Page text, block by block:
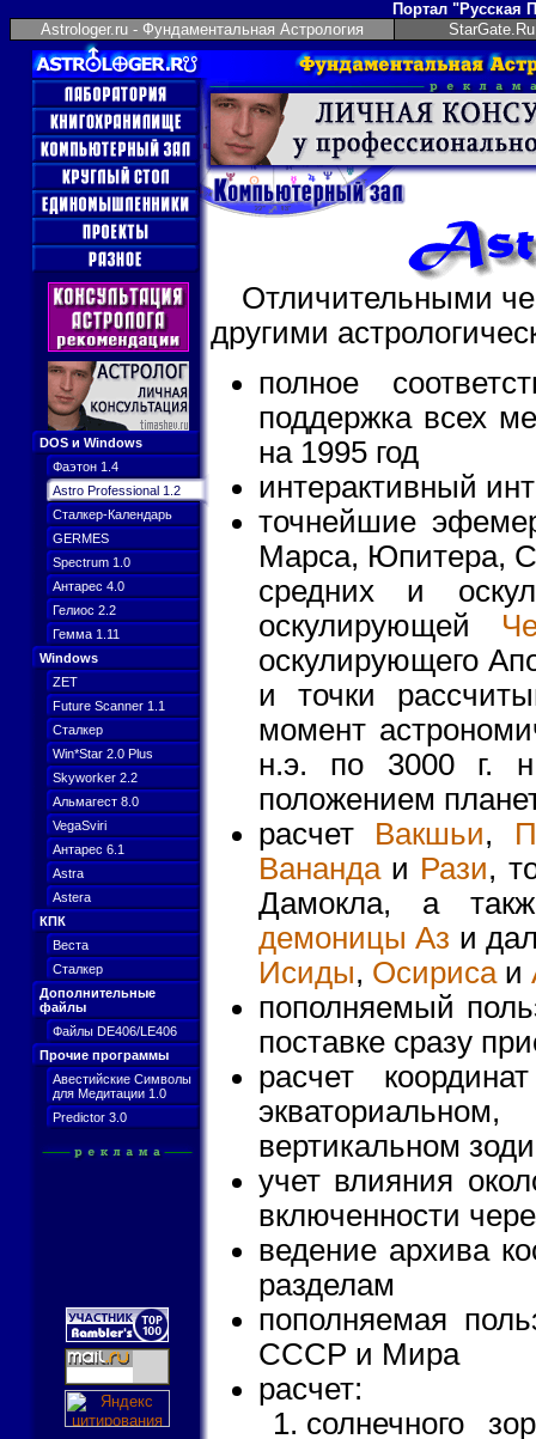
Портал "Русская
Astrologer.ru - Фундаментальная Астрология
DOS и Windows
Фаэтон 1.4
Astro Professional 1.2
Сталкер-Календарь
GERMES
Spectrum 1.0
Антарес 4.0
Гелиос 2.2
Гемма 1.11
Windows
ZET
Future Scanner 1.1
Сталкер
Win*Star 2.0 Plus
Skyworker 2.2
Альмагест 8.0
VegaSviri
Антарес 6.1
Astra
Astera
КПК
Веста
Сталкер
Дополнительные
файлы
Файлы DE406/LE406
Прочие программы
Авестийские Символы
для Медитации 1.0
Predictor 3.0
Отличительными
другими
полное
поддержка всех
на 1995 год
интерактивный
точнейшие
Марса, Юпитера,
средних и
оскулирующей
оскулирующего
и точки
момент
н.э. по 3000 г.
положением
расчет Вакшьи,
Ванандаи Рази,
Дамокла, а
демоницы Аз и
Исиды, Осирисаи
пополняемый
поставке сразу
расчет
вертикальном
учет влияния
включенности
ведение архива
разделам
пополняемая
СССР и Мира
расчет:
солнечного